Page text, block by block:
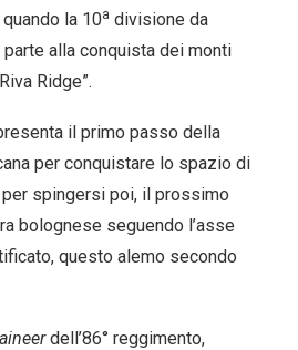
la 10a divisione da
parte alla conquista dei monti
Ridge”.
il primo passo della
per conquistare lo spazio di
spingersi poi, il prossimo
bolognese seguendo l’asse
questo alemo secondo
dell’86° reggimento,